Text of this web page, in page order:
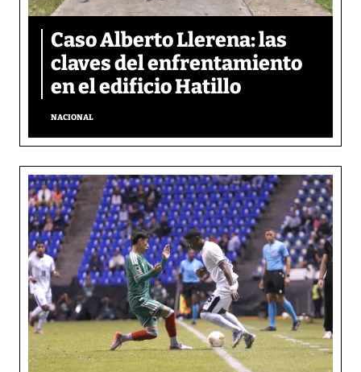
Caso Alberto Llerena: las
claves del enfrentamiento
en el edificio Hatillo
NACIONAL